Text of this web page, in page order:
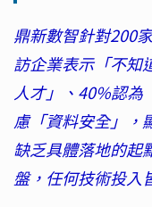
鼎新數智針對200
訪企業表示「不知
人才」、40%認為
慮「資料安全」，
缺乏具體落地的起
盤，任何技術投入